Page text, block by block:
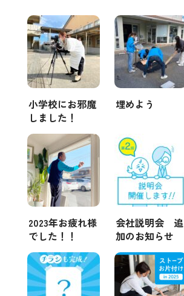
小学校にお邪魔
しました！
埋めよう
2023年お疲れ様
でした！！
会社説明会 追
加のお知らせ